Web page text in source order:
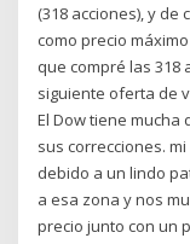
(318 acciones), y de
como precio
que compré las 318
siguiente oferta de
El Dow tiene
sus correcciones.
debido a un lindo
a esa zona y nos
precio junto con un